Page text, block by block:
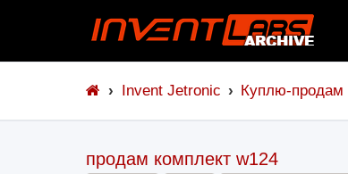
Invent Jetronic Куплю-продам
продам комплект w124